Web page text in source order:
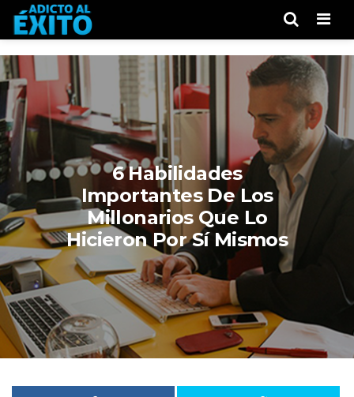
6 Habilidades
Importantes De Los
Millonarios Que Lo
Hicieron Por Sí Mismos